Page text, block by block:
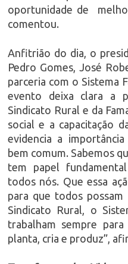
oportunidade de
comentou.
Anfitrião do dia, o
Pedro Gomes, José
parceria com o Sistema
evento deixa clara a
Sindicato Rural e da
social e a capacitação
evidencia a
bem comum. Sabemos
tem papel
todos nós. Que essa
para que todos possam
Sindicato Rural, o
trabalham sempre
planta, cria e produz”,